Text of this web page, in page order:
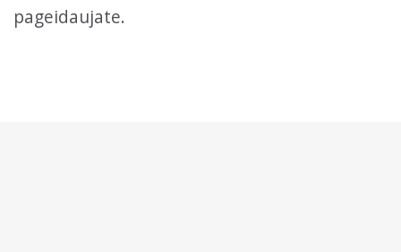
pageidaujate.